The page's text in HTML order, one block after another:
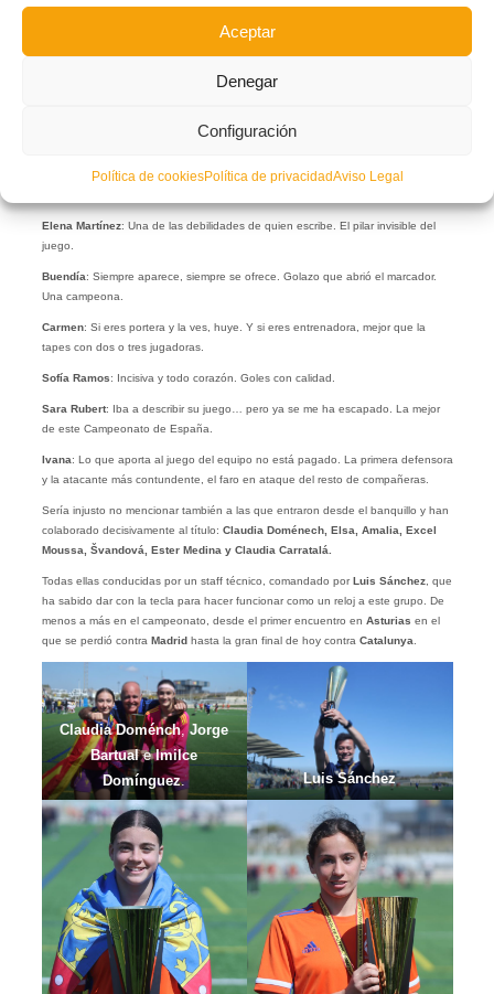
Aceptar
Denegar
Configuración
Política de cookiesPolítica de privacidadAviso Legal
: El partido de su vida. Dura en el choque y acertadísima en salida.
: Las piernas más largas que las de Umar Sadiq, que llegan a
todos los cortes. Y segura en salida de balón.
: Un bichín que incordió a las rivales como nadie. Rápida y
: Al cierre, no se le fue ni una. En salida, siempre combinando y poniendo
Elena Martínez: Una de las debilidades de quien escribe. El pilar invisible del
juego.
Buendía: Siempre aparece, siempre se ofrece. Golazo que abrió el marcador.
Una campeona.
Carmen: Si eres portera y la ves, huye. Y si eres entrenadora, mejor que la
tapes con dos o tres jugadoras.
Sofía Ramos: Incisiva y todo corazón. Goles con calidad.
Sara Rubert: Iba a describir su juego… pero ya se me ha escapado. La mejor
de este Campeonato de España.
Ivana: Lo que aporta al juego del equipo no está pagado. La primera defensora
y la atacante más contundente, el faro en ataque del resto de compañeras.
Sería injusto no mencionar también a las que entraron desde el banquillo y han
colaborado decisivamente al título: Claudia Doménech, Elsa, Amalia, Excel
Moussa, Švandová, Ester Medina y Claudia Carratalá.
Todas ellas conducidas por un staff técnico, comandado porLuis Sánchez, que
ha sabido dar con la tecla para hacer funcionar como un reloj a este grupo. De
menos a más en el campeonato, desde el primer encuentro en Asturias en el
que se perdió contra Madridhasta la gran final de hoy contra Catalunya.
Claudia Doménch,Jorge
BartualeImilce
Domínguez. Luis Sánchez